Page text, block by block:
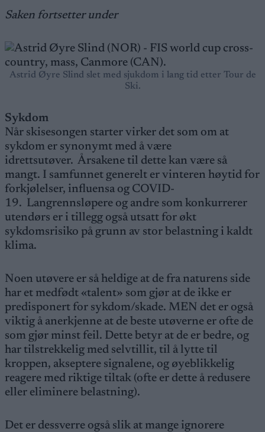
Saken fortsetter under
Astrid Øyre Slind slet med sjukdom i lang tid etter Tour de
Ski.
Sykdom
Når skisesongen starter virker det som om at
sykdom er synonymt med å være
idrettsutøver. Årsakene til dette kan være så
mangt. I samfunnet generelt er vinteren høytid for
forkjølelser, influensa og COVID-
19. Langrennsløpere og andre som konkurrerer
utendørs er i tillegg også utsatt for økt
sykdomsrisiko på grunn av stor belastning i kaldt
klima.
Noen utøvere er så heldige at de fra naturens side
har et medfødt «talent» som gjør at de ikke er
predisponert for sykdom/skade. MEN det er også
viktig å anerkjenne at de beste utøverne er ofte de
som gjør minst feil. Dette betyr at de er bedre, og
har tilstrekkelig med selvtillit, til å lytte til
kroppen, akseptere signalene, og øyeblikkelig
reagere med riktige tiltak (ofte er dette å redusere
eller eliminere belastning).
Det er dessverre også slik at mange ignorere